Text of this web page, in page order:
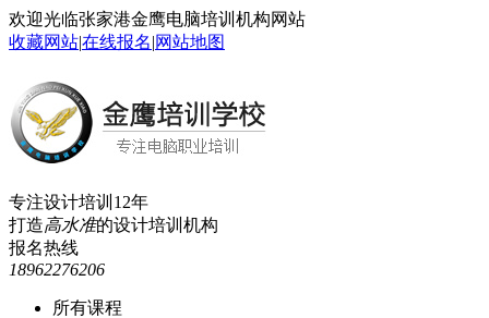
欢迎光临张家港金鹰电脑培训机构网站
收藏网站|在线报名|网站地图
专注设计培训12年
打造高水准的设计培训机构
报名热线
18962276206
所有课程